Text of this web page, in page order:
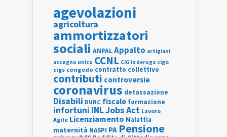
agevolazioni
agricoltura
ammortizzatori
sociali ANPALAppalto artigiani
assegno unico CCNL CIG in deroga cigo
cigs congedo contratto collettivo
contributi controversie
coronavirus detassazione
Disabili DURC fiscale formazione
infortuni INLJobs Act Lavoro
Agile Licenziamento Malattia
maternità NASPI PA Pensione